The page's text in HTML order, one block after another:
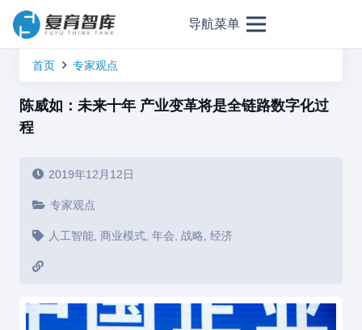
导航菜单
首页 专家观点
陈威如：未来十年 产业变革将是全链路数字化过
程
2019年12月12日
专家观点
人工智能, 商业模式, 年会 战略 经济